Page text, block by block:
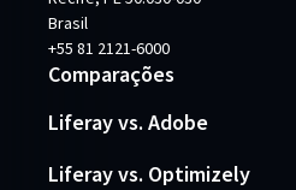
Brasil
+55 81 2121-6000
Comparações
Liferay vs. Adobe
Liferay vs. Optimizely